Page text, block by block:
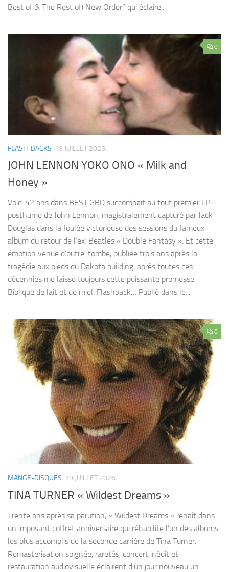
Best of & The Rest of) New Order” qui éclaire...
0
FLASH-BACKS 19 JUILLET 2026
JOHN LENNON YOKO ONO « Milk and
Honey »
Voici 42 ans dans BEST GBD succombait au tout premier LP
posthume de John Lennon, magistralement capturé par Jack
Douglas dans la foulée victorieuse des sessions du fameux
album du retour de l’ex-Beatles « Double Fantasy ». Et cette
émotion venue d’outre-tombe, publiée trois ans après la
tragédie aux pieds du Dakota building, après toutes ces
décennies me laisse toujours cette puissante promesse
Biblique de lait et de miel. Flashback… Publié dans le...
0
MANGE-DISQUES 19 JUILLET 2026
TINA TURNER « Wildest Dreams »
Trente ans après sa parution, « Wildest Dreams » renaît dans
un imposant coffret anniversaire qui réhabilite l’un des albums
les plus accomplis de la seconde carrière de Tina Turner.
Remasterisation soignée, raretés, concert inédit et
restauration audiovisuelle éclairent d’un jour nouveau un